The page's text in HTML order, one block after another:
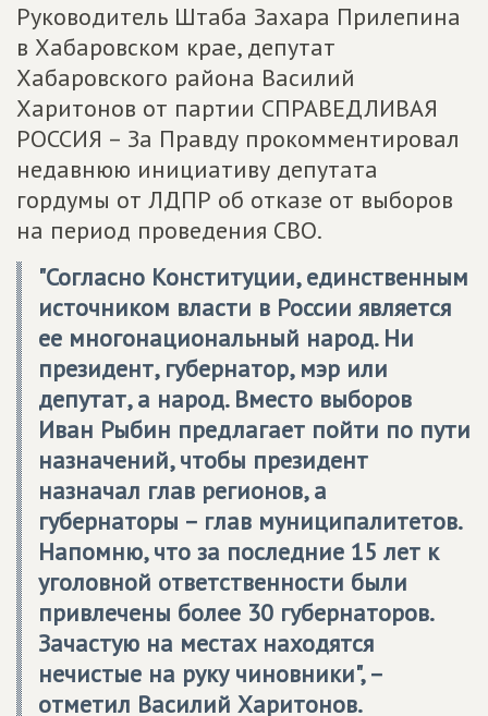
Руководитель Штаба Захара Прилепина
в Хабаровском крае, депутат
Хабаровского района Василий
Харитонов от партии СПРАВЕДЛИВАЯ
РОССИЯ – За Правду прокомментировал
недавнюю инициативу депутата
гордумы от ЛДПР об отказе от выборов
на период проведения СВО.
"Согласно Конституции, единственным
источником власти в России является
ее многонациональный народ. Ни
президент, губернатор, мэр или
депутат, а народ. Вместо выборов
Иван Рыбин предлагает пойти по пути
назначений, чтобы президент
назначал глав регионов, а
губернаторы – глав муниципалитетов.
Напомню, что за последние 15 лет к
уголовной ответственности были
привлечены более 30 губернаторов.
Зачастую на местах находятся
нечистые на руку чиновники", –
отметил Василий Харитонов.